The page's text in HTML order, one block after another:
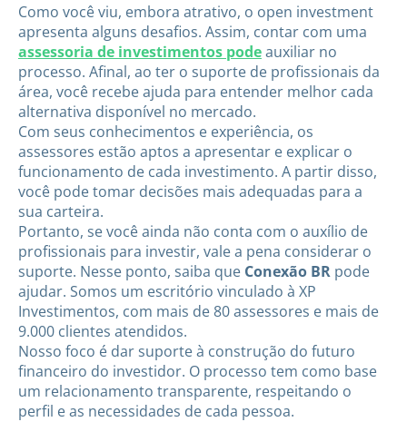
Como você viu, embora atrativo, o open investment
apresenta alguns desafios. Assim, contar com uma
assessoria de investimentos podeauxiliar no
processo. Afinal, ao ter o suporte de profissionais da
área, você recebe ajuda para entender melhor cada
alternativa disponível no mercado.
Com seus conhecimentos e experiência, os
assessores estão aptos a apresentar e explicar o
funcionamento de cada investimento. A partir disso,
você pode tomar decisões mais adequadas para a
sua carteira.
Portanto, se você ainda não conta com o auxílio de
profissionais para investir, vale a pena considerar o
suporte. Nesse ponto, saiba que Conexão BR pode
ajudar. Somos um escritório vinculado à XP
Investimentos, com mais de 80 assessores e mais de
9.000 clientes atendidos.
Nosso foco é dar suporte à construção do futuro
financeiro do investidor. O processo tem como base
um relacionamento transparente, respeitando o
perfil e as necessidades de cada pessoa.